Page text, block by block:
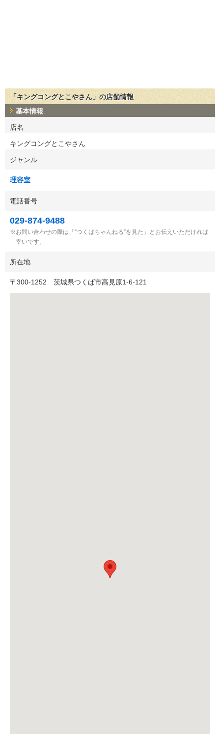
「キングコングとこやさん」の店舗情報
基本情報
店名
キングコングとこやさん
ジャンル
理容室
電話番号
029-874-9488
お問い合わせの際は「“つくばちゃんねる”を見た」とお伝えいただければ
幸いです。
所在地
〒 300-1252 茨城県つくば市高見原1-6-121